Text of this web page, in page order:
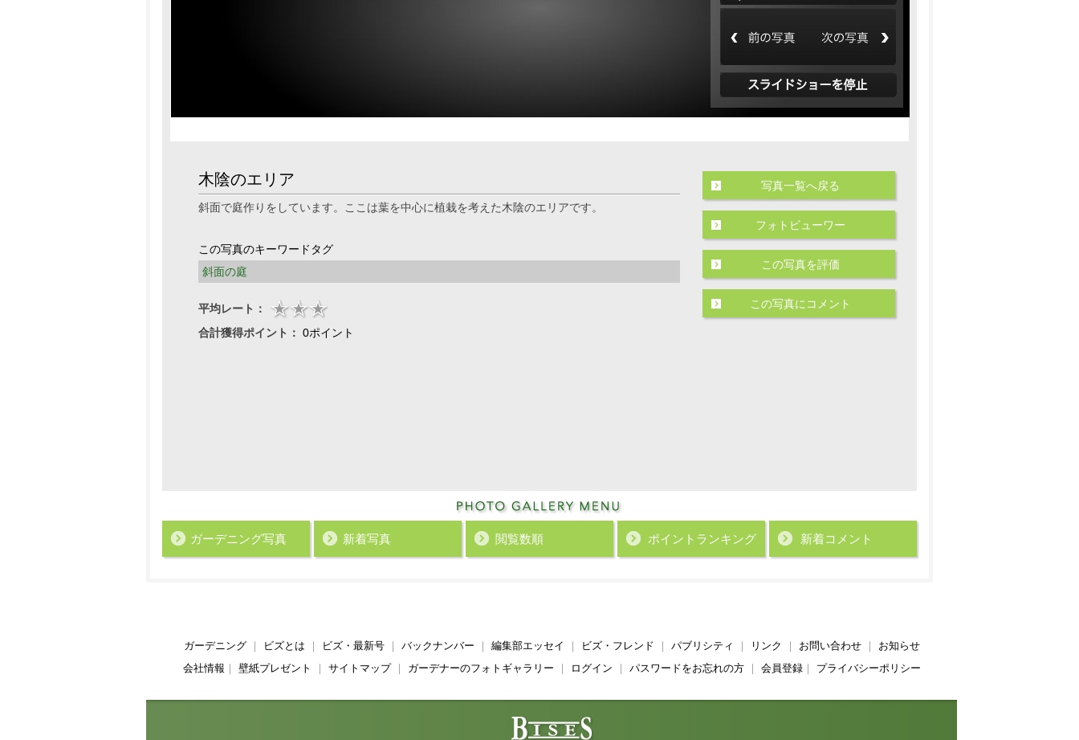
木陰のエリア
斜面で庭作りをしています。ここは葉を中心に植栽を考えた木陰のエリアです。
この写真のキーワードタグ
斜面の庭
平均レート：
合計獲得ポイント： 0ポイント
写真一覧へ戻る
フォトビューワー
この写真を評価
この写真にコメント
ガーデニング写真 新着写真 閲覧数順 ポイント ランキング 新着コメント
ガーデニング｜ ビズとは ビズ・最新号｜ バックナンバー 編集部エッセイ ビズ・フレンド パブリシティ リンク お問い合わせ｜ お知らせ
会社情報
壁紙プレゼント サイトマップ｜ ガーデナーのフォトギャラリー ログイン パスワードをお忘れの方｜ 会員登録｜ プライバシーポリシー